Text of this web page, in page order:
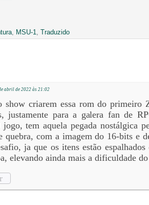
MSU-1 Traduzido
abril de 2022 às 21:02
show criarem essa rom do primeiro
justamente para a galera fan de
tem aquela pegada nostálgica
quebra, com a imagem do 16-bits e
ja que os itens estão
elevando ainda mais a dificuldade